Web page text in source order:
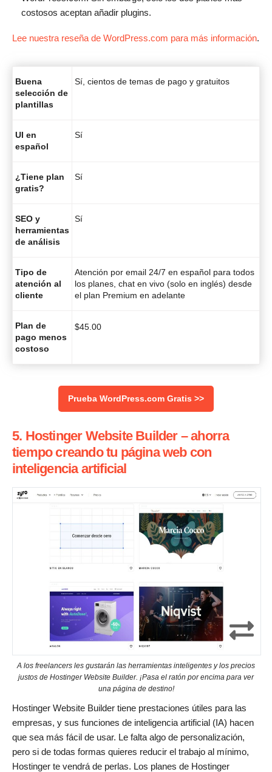
costosos aceptan añadir plugins.
Lee nuestra reseña de WordPress.com para más información.
Buena
selección de
plantillas
Sí, cientos de temas de pago y gratuitos
UI en
español
Sí
¿Tiene plan
gratis?
Sí
SEO y
herramientas
de análisis
Sí
Tipo de
atención al
cliente
Atención por email 24/7 en español para todos
los planes, chat en vivo (solo en inglés) desde
el plan Premium en adelante
Plan de
pago menos
costoso
$45.00
Prueba WordPress.com Gratis >>
5. Hostinger Website Builder – ahorra
tiempo creando tu página web con
inteligencia artificial
A los freelancers les gustarán las herramientas inteligentes y los precios
justos de Hostinger Website Builder. ¡Pasa el ratón por encima para ver
una página de destino!
Hostinger Website Builder tiene prestaciones útiles para las
empresas, y sus funciones de inteligencia artificial (IA) hacen
que sea más fácil de usar. Le falta algo de personalización,
pero si de todas formas quieres reducir el trabajo al mínimo,
Hostinger te vendrá de perlas. Los planes de Hostinger